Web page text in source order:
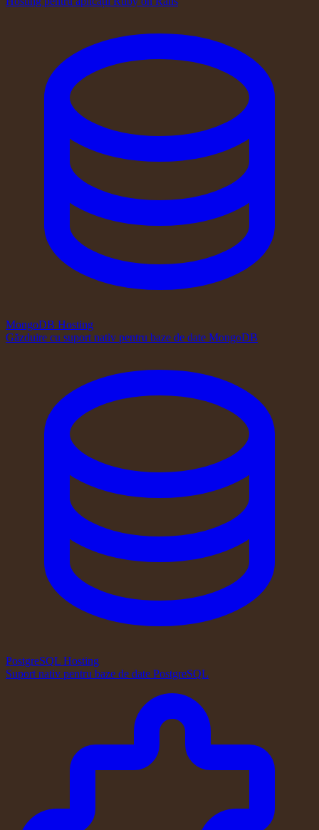
MongoDB Hosting
Găzduire cu suport nativ pentru baze de date MongoDB
PostgreSQL Hosting
Suport nativ pentru baze de date PostgreSQL